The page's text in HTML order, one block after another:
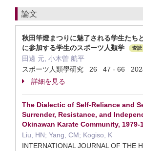
論文
秋田竿燈まつりに魅了される学生たち
に参加する学生のスポーツ人類学
査読
田邊 元, 小木曽 航平
スポーツ人類學研究 26 47 - 66
詳細を見る
The Dialectic of Self-Reliance and
Surrender, Resistance, and
Okinawan Karate Community, 1979-
Liu, HN; Yang, CM; Kogiso, K
INTERNATIONAL JOURNAL OF THE